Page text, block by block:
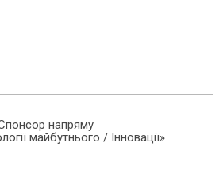
напряму
майбутнього / Інновації»